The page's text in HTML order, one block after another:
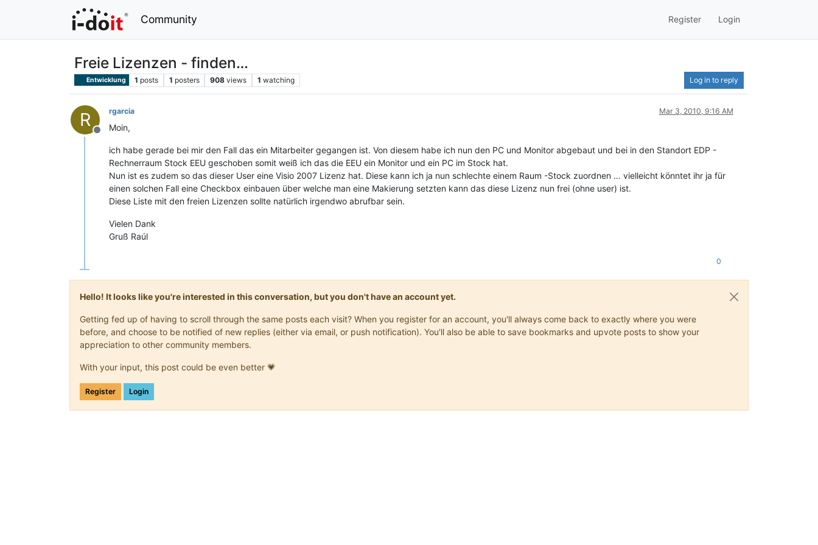
Community Register Login
Freie Lizenzen - finden…
Entwicklung 1 posts 1 posters 908 views 1 watching Log in to reply
R
Offline
rgarcia Mar 3, 2010, 9:16 AM
Moin,
ich habe gerade bei mir den Fall das ein Mitarbeiter gegangen ist. Von diesem habe ich nun den PC und Monitor abgebaut und bei in den Standort EDP -
Rechnerraum Stock EEU geschoben somit weiß ich das die EEU ein Monitor und ein PC im Stock hat.
Nun ist es zudem so das dieser User eine Visio 2007 Lizenz hat. Diese kann ich ja nun schlechte einem Raum -Stock zuordnen … vielleicht könntet ihr ja für
einen solchen Fall eine Checkbox einbauen über welche man eine Makierung setzten kann das diese Lizenz nun frei (ohne user) ist.
Diese Liste mit den freien Lizenzen sollte natürlich irgendwo abrufbar sein.
Vielen Dank
Gruß Raúl
0
Hello! It looks like you're interested in this conversation, but you don't have an account yet.
Getting fed up of having to scroll through the same posts each visit? When you register for an account, you'll always come back to exactly where you were
before, and choose to be notified of new replies (either via email, or push notification). You'll also be able to save bookmarks and upvote posts to show your
appreciation to other community members.
With your input, this post could be even better 💗
Register Login